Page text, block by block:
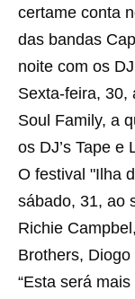
certame conta
das bandas
noite com os
Sexta-feira, 30,
Soul Family, a
os DJ’s Tape e
O festival "Ilha
sábado, 31, ao
Richie
Brothers,
“Esta será